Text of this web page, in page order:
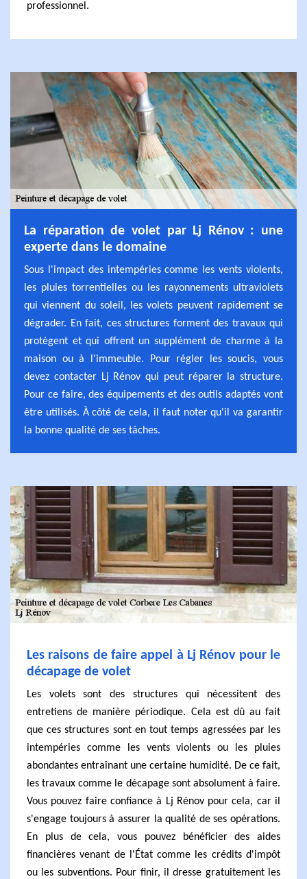
professionnel.
La réparation de volet par Lj Rénov : une
experte dans le domaine
Sous l'impact des intempéries comme les vents violents,
les pluies torrentielles ou les rayonnements ultraviolets
qui viennent du soleil, les volets peuvent rapidement se
dégrader. En fait, ces structures forment des travaux qui
protègent et qui offrent un supplément de charme à la
maison ou à l'immeuble. Pour régler les soucis, vous
devez contacter Lj Rénov qui peut réparer la structure.
Pour ce faire, des équipements et des outils adaptés vont
être utilisés. À côté de cela, il faut noter qu'il va garantir
la bonne qualité de ses tâches.
Les raisons de faire appel à Lj Rénov pour le
décapage de volet
Les volets sont des structures qui nécessitent des
entretiens de manière périodique. Cela est dû au fait
que ces structures sont en tout temps agressées par les
intempéries comme les vents violents ou les pluies
abondantes entraînant une certaine humidité. De ce fait,
les travaux comme le décapage sont absolument à faire.
Vous pouvez faire confiance à Lj Rénov pour cela, car il
s'engage toujours à assurer la qualité de ses opérations.
En plus de cela, vous pouvez bénéficier des aides
financières venant de l'État comme les crédits d'impôt
ou les subventions. Pour finir, il dresse gratuitement les